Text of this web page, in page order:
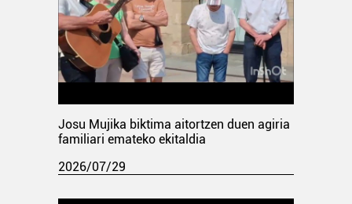
Josu Mujika biktima aitortzen duen agiria
familiari emateko ekitaldia
2026/07/29